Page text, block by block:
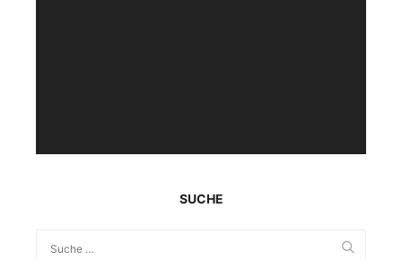
SUCHE